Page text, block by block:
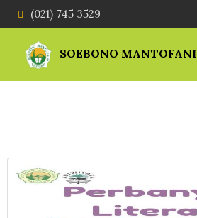
(021) 745 3529
SOEBONO MANTOFANI